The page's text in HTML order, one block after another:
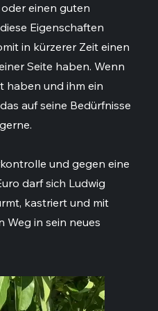
einen guten
Eigenschaften
in kürzerer Zeit einen
Seite haben. Wenn
haben und ihm ein
auf seine Bedürfnisse
und gegen eine
darf sich Ludwig
kastriert und mit
Weg in sein neues